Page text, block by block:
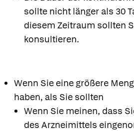
sollte nicht länger als 30
diesem Zeitraum sollten
konsultieren.
Wenn Sie eine größere
haben, als Sie sollten
Wenn Sie meinen, dass
des Arzneimittels